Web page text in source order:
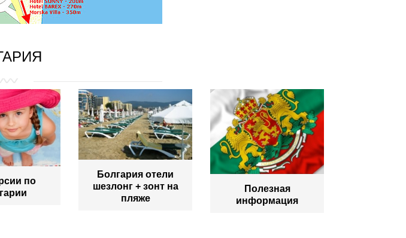
по
Болгария отели
шезлонг + зонт на
пляже
Полезная
информация